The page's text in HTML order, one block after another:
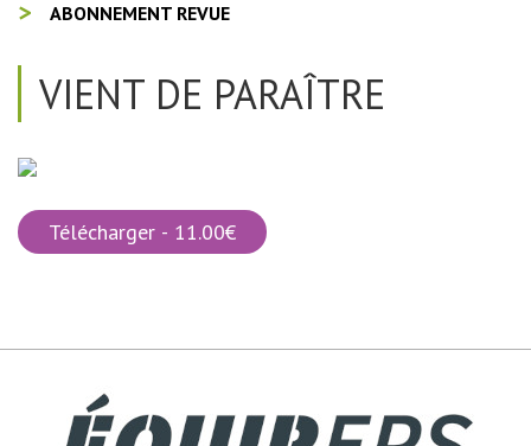
ABONNEMENT REVUE
VIENT DE PARAÎTRE
Télécharger - 11.00€